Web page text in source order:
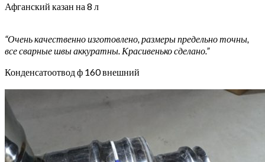
Афганский казан на 8 л
“Очень качественно изготовлено, размеры предельно точны,
все сварные швы аккуратны. Красивенько сделано.”
Конденсатоотвод ф 160 внешний